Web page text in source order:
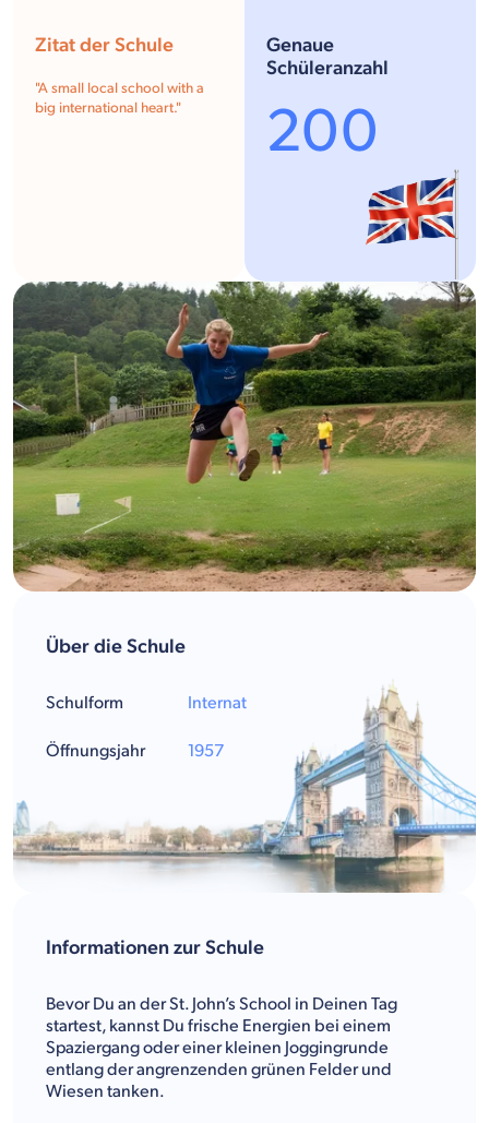
Informationen zur Schule
Bevor Du an der St. John’s School in Deinen Tag
startest, kannst Du frische Energien bei einem
Spaziergang oder einer kleinen Joggingrunde
entlang der angrenzenden grünen Felder und
Wiesen tanken.
Über die Schule
Schulform
Öffnungsjahr
Internat
1957
Zitat der Schule
"A small local school with a
big international heart."
Genaue
Schüleranzahl
200